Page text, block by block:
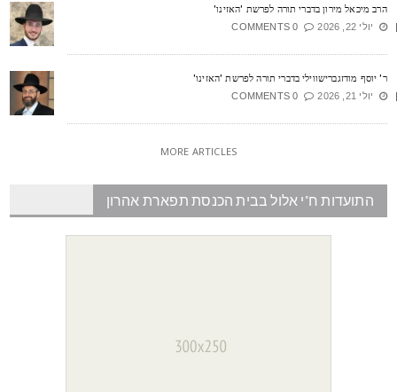
מיכאל מירון בדברי תורה לפרשת 'האזינו'
יולי 22, 2026 0 COMMENTS
יוסף מודזגברישווילי בדברי תורה לפרשת 'האזינו'
יולי 21, 2026 0 COMMENTS
MORE ARTICLES
התועדות ח"י אלול בבית הכנסת תפארת אהרון